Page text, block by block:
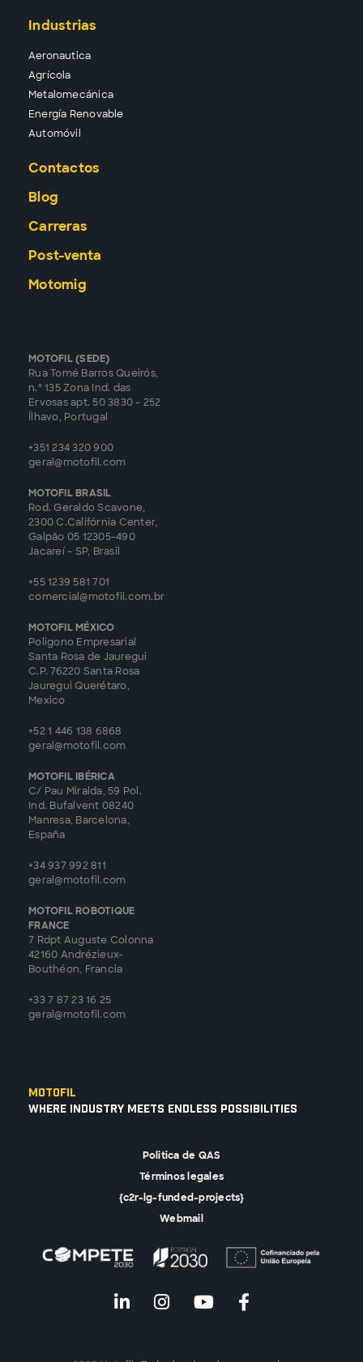
Industrias
Aeronautica
Agrícola
Metalomecánica
Energía Renovable
Automóvil
Contactos
Blog
Carreras
Post-venta
Motomig
MOTOFIL (SEDE)
Rua Tomé Barros Queirós,
n.º 135 Zona Ind. das
Ervosas apt. 50 3830 - 252
Ílhavo, Portugal
+351 234 320 900
geral@motofil.com
MOTOFIL BRASIL
Rod. Geraldo Scavone,
2300 C.Califórnia Center,
Galpão 05 12305-490
Jacareí - SP, Brasil
+55 1239 581 701
comercial@motofil.com.br
MOTOFIL MÉXICO
Poligono Empresarial
Santa Rosa de Jauregui
C.P. 76220 Santa Rosa
Jauregui Querétaro,
Mexico
+52 1 446 138 6868
geral@motofil.com
MOTOFIL IBÉRICA
C/ Pau Miralda, 59 Pol.
Ind. Bufalvent 08240
Manresa, Barcelona,
España
+34 937 992 811
geral@motofil.com
MOTOFIL ROBOTIQUE
FRANCE
7 Rdpt Auguste Colonna
42160 Andrézieux-
Bouthéon, Francia
+33 7 87 23 16 25
geral@motofil.com
Motofil
Where Industry Meets Endless Possibilities
Politica de QAS
Términos legales
{c2r-lg-funded-projects}
Webmail